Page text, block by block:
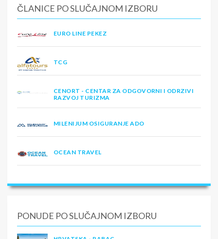
ČLANICE PO SLUČAJNOM IZBORU
EURO LINE PEKEZ
TCG
CENORT - CENTAR ZA ODGOVORNI I ODRZIVI
RAZVOJ TURIZMA
MILENIJUM OSIGURANJE ADO
OCEAN TRAVEL
PONUDE PO SLUČAJNOM IZBORU